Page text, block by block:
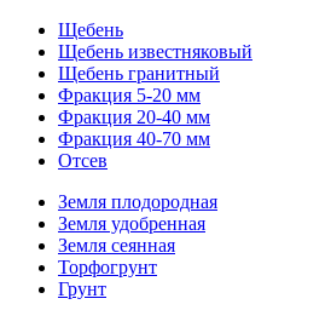
Щебень
Щебень известняковый
Щебень гранитный
Фракция 5-20 мм
Фракция 20-40 мм
Фракция 40-70 мм
Отсев
Земля плодородная
Земля удобренная
Земля сеянная
Торфогрунт
Грунт